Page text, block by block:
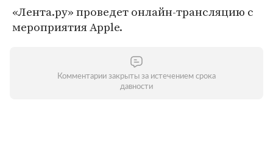
«Лента.ру» проведет онлайн-трансляцию с
мероприятия Apple.
Комментарии закрыты за истечением срока
давности